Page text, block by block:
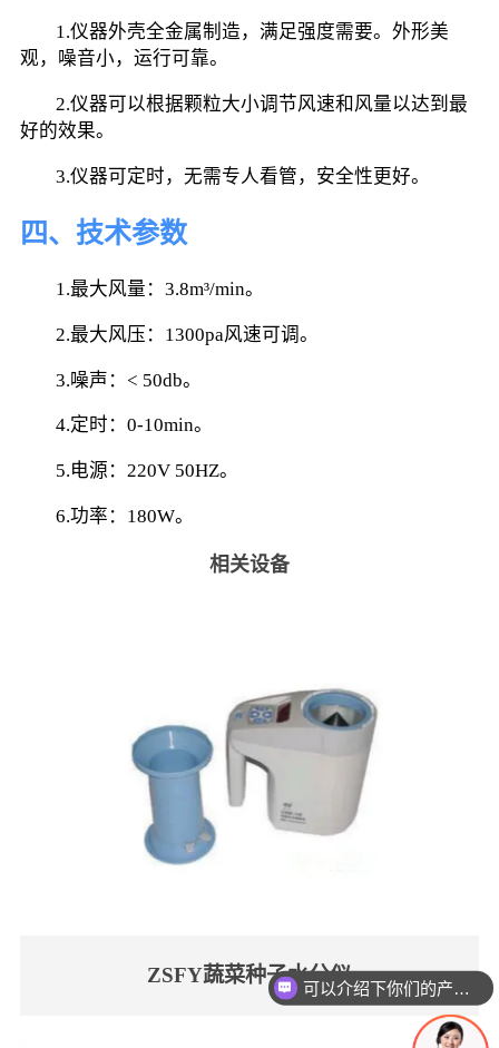
观，噪音小，运行可靠。
好的效果。
3.仪器可定时，无需专人看管，安全性更好。
四、技术参数
1.最大风量：3.8m³/min。
2.最大风压：1300pa风速可调。
3.噪声：< 50db。
4.定时：0-10min。
5.电源：220V 50HZ。
6.功率：180W。
相关设备
ZSFY蔬菜种子水分仪